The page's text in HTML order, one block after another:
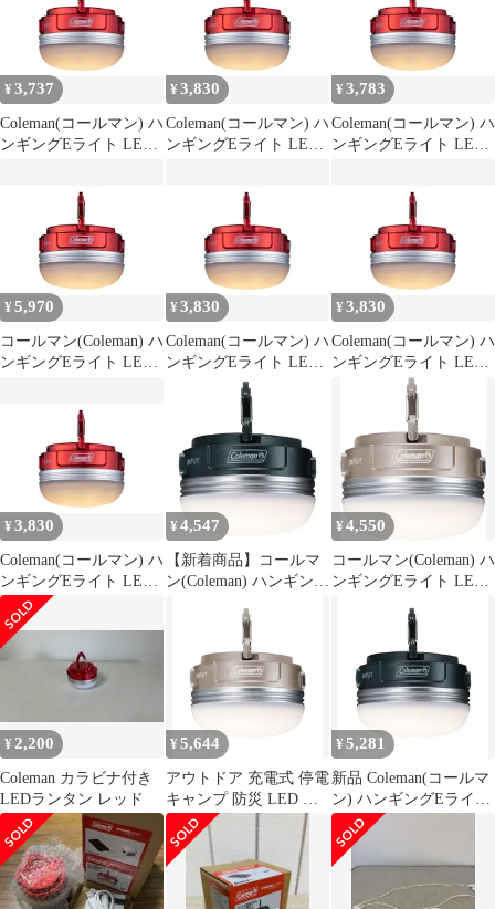
USB充電 0
USB充電 1
¥3,737
Coleman(コールマン) ハ
ンギングEライト LED
照明 小型 作業灯 卓上
USB充電 0
¥3,830
Coleman(コールマン) ハ
ンギングEライト LED
照明 小型 作業灯 卓上
USB充電 0
¥3,783
Coleman(コールマン) ハ
ンギングEライト LED
照明 小型 作業灯 卓上
USB充電 1
¥5,970
コールマン(Coleman) ハ
ンギングEライト LED
¥3,830
Coleman(コールマン) ハ
ンギングEライト LED
防災 停電 充電式 アウ
トドア キャンプ 登山
照明 小型 作業灯 卓上
USB充電 1
¥3,830
Coleman(コールマン) ハ
ンギングEライト LED
防災 停電 充電式 アウ
トドア キャンプ 登山
照明 小型 作業灯 卓上
USB充電 0
¥3,830
Coleman(コールマン) ハ
ンギングEライト LED
防災 停電 充電式 アウ
トドア キャンプ 登山
照明 小型 作業灯 卓上
USB充電 1
¥ 4,547
【新着商品】コールマ
ン(Coleman) ハンギング
充電式 アウトドア キャ
¥ 4,550
コールマン(Coleman) ハ
ンギングEライト LED
トドア キャンプ 登山
¥ 2,200
Coleman カラビナ付き
LEDランタン レッド
¥ 5,644
アウトドア 充電式 停電
キャンプ 防災 LED 登
山 ハンギングEライト
コールマン(Coleman)
¥ 5,281
新品 Coleman(コールマ
ン) ハンギングEライト
LED 防災 停電 充電式
アウトドア キャンプ 登
山 照明 小型 作業灯 卓